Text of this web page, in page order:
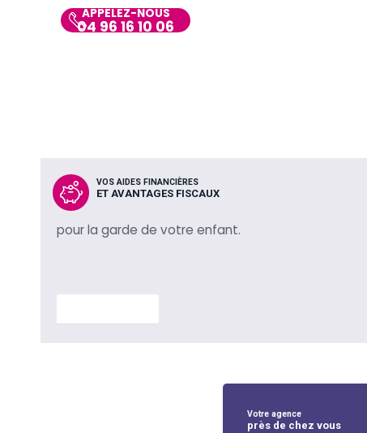
APPELEZ-NOUS
04 96 16 10 06
VOS AIDES FINANCIÈRES
ET AVANTAGES FISCAUX
pour la garde de votre enfant.
Votre agence
près de chez vous